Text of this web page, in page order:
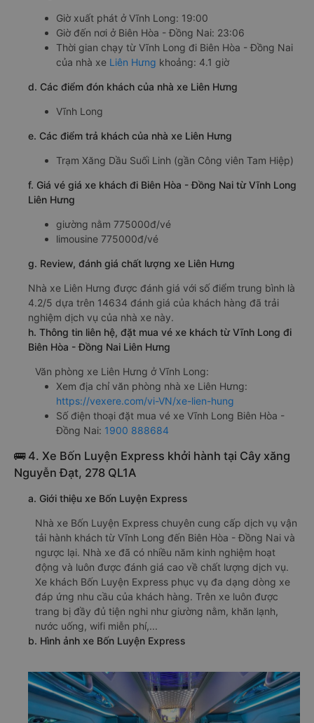
Giờ xuất phát ở Vĩnh Long: 19:00
Giờ đến nơi ở Biên Hòa - Đồng Nai: 23:06
Thời gian chạy từ Vĩnh Long đi Biên Hòa - Đồng Nai
của nhà xe Liên Hưng khoảng: 4.1 giờ
d. Các điểm đón khách của nhà xe Liên Hưng
Vĩnh Long
e. Các điểm trả khách của nhà xe Liên Hưng
Trạm Xăng Dầu Suối Linh (gần Công viên Tam Hiệp)
f. Giá vé giá xe khách đi Biên Hòa - Đồng Nai từ Vĩnh Long
Liên Hưng
giường nằm 775000đ/vé
limousine 775000đ/vé
g. Review, đánh giá chất lượng xe Liên Hưng
Nhà xe Liên Hưng được đánh giá với số điểm trung bình là
4.2/5 dựa trên 14634 đánh giá của khách hàng đã trải
nghiệm dịch vụ của nhà xe này.
h. Thông tin liên hệ, đặt mua vé xe khách từ Vĩnh Long đi
Biên Hòa - Đồng Nai Liên Hưng
Văn phòng xe Liên Hưng ở Vĩnh Long:
Xem địa chỉ văn phòng nhà xe Liên Hưng:
https://vexere.com/vi-VN/xe-lien-hung
Số điện thoại đặt mua vé xe Vĩnh Long Biên Hòa -
Đồng Nai: 1900 888684
🚌 4. Xe Bốn Luyện Express khởi hành tại Cây xăng
Nguyễn Đạt, 278 QL1A
a. Giới thiệu xe Bốn Luyện Express
Nhà xe Bốn Luyện Express chuyên cung cấp dịch vụ vận
tải hành khách từ Vĩnh Long đến Biên Hòa - Đồng Nai và
ngược lại. Nhà xe đã có nhiều năm kinh nghiệm hoạt
động và luôn được đánh giá cao về chất lượng dịch vụ.
Xe khách Bốn Luyện Express phục vụ đa dạng dòng xe
đáp ứng nhu cầu của khách hàng. Trên xe luôn được
trang bị đầy đủ tiện nghi như giường nằm, khăn lạnh,
nước uống, wifi miễn phí,...
b. Hình ảnh xe Bốn Luyện Express